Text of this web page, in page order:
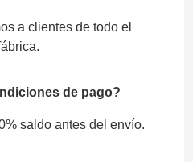
a clientes de todo el
de pago?
saldo antes del envío.